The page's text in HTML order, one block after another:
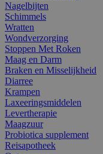
Nagelbijten
Schimmels
Wratten
Wondverzorging
Stoppen Met Roken
Maag en Darm
Braken en Misselijkheid
Diarree
Krampen
Laxeeringsmiddelen
Levertherapie
Maagzuur
Probiotica supplement
Reisapotheek